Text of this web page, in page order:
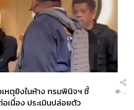
หตุยิงในห้าง กรมพินิจฯ ชี้
เนื่อง ประเมินปล่อยตัว
...